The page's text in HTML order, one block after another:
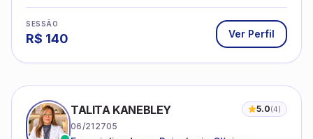
SESSÃO
R$ 140 Ver Perfil
TALITA KANEBLEY 5.0(4)
06/212705